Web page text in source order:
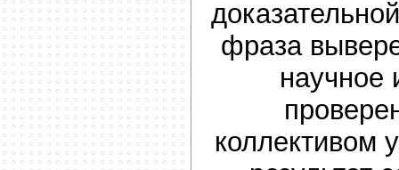
фраза
научное
коллективом